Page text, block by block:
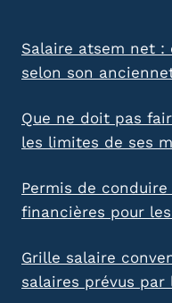
Salaire atsem net :
selon son
Que ne doit pas
les limites de ses
Permis de
financières pour
Grille salaire
salaires prévus